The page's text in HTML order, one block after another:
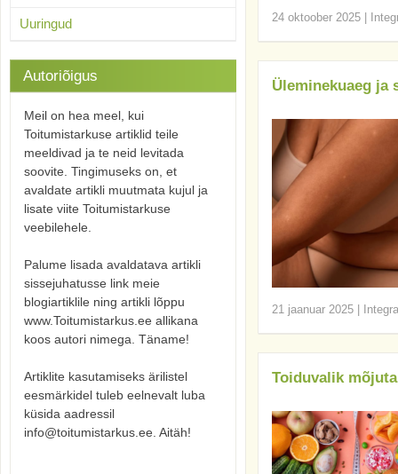
24 oktoober 2025
Üleminekuaeg ja
21 jaanuar 2025
Toiduvalik
Uuringud
Autoriõigus
Meil on hea meel, kui
Toitumistarkuse artiklid teile
meeldivad ja te neid levitada
soovite. Tingimuseks on, et
avaldate artikli muutmata kujul ja
lisate viite Toitumistarkuse
veebilehele.
Palume lisada avaldatava artikli
sissejuhatusse link meie
blogiartiklile ning artikli lõppu
www.Toitumistarkus.ee allikana
koos autori nimega. Täname!
Artiklite kasutamiseks ärilistel
eesmärkidel tuleb eelnevalt luba
küsida aadressil
info@toitumistarkus.ee. Aitäh!